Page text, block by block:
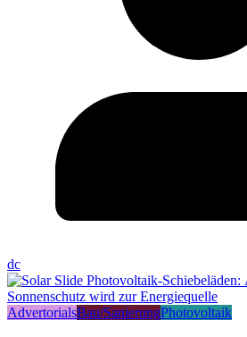
dc
AdvertorialsBau/SanierungPhotovoltaik